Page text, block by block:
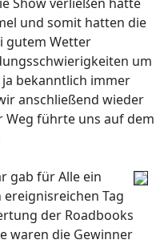
und somit hatten die
gutem Wetter
um
bekanntlich immer
anschließend wieder
führte uns auf dem
gab für Alle ein
Tag
der Roadbooks
waren die Gewinner